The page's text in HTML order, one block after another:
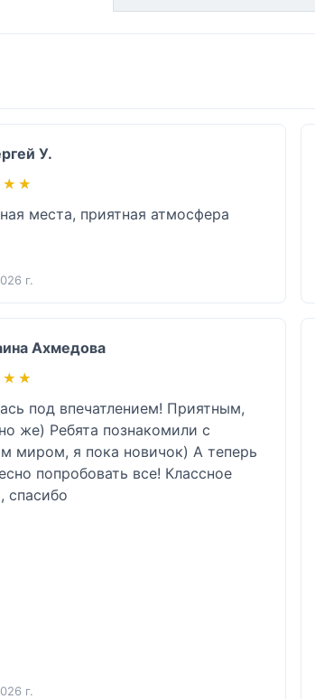
У.
места, приятная атмосфера
г.
Ахмедова
под впечатлением! Приятным,
же) Ребята познакомили с
миром, я пока новичок) А теперь
попробовать все! Классное
спасибо
г.